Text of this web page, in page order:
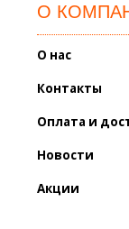
О
О нас
Контакты
Оплата и
Новости
Акции